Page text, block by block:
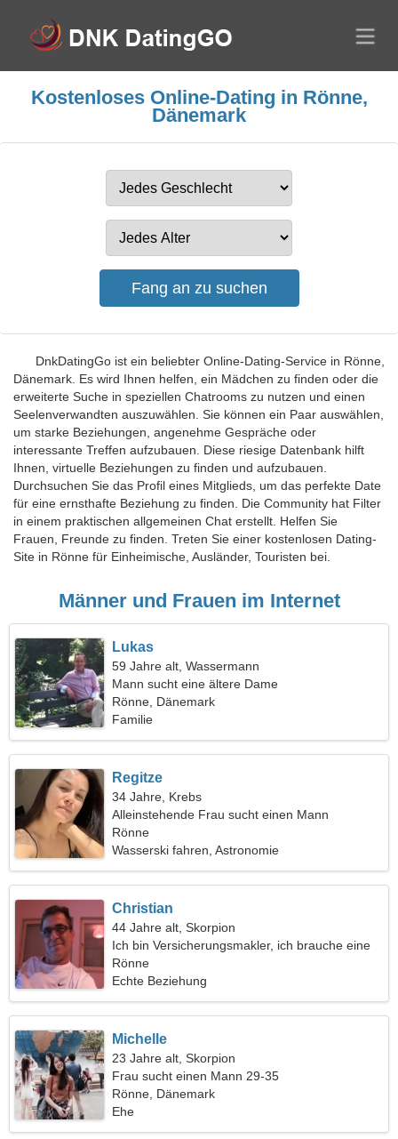
Kostenloses Online-Dating in Rönne,
Dänemark
DnkDatingGo ist ein beliebter Online-Dating-Service in Rönne,
Dänemark. Es wird Ihnen helfen, ein Mädchen zu finden oder die
erweiterte Suche in speziellen Chatrooms zu nutzen und einen
Seelenverwandten auszuwählen. Sie können ein Paar auswählen,
um starke Beziehungen, angenehme Gespräche oder
interessante Treffen aufzubauen. Diese riesige Datenbank hilft
Ihnen, virtuelle Beziehungen zu finden und aufzubauen.
Durchsuchen Sie das Profil eines Mitglieds, um das perfekte Date
für eine ernsthafte Beziehung zu finden. Die Community hat Filter
in einem praktischen allgemeinen Chat erstellt. Helfen Sie
Frauen, Freunde zu finden. Treten Sie einer kostenlosen Dating-
Site in Rönne für Einheimische, Ausländer, Touristen bei.
Männer und Frauen im Internet
Lukas
59 Jahre alt, Wassermann
Mann sucht eine ältere Dame
Rönne, Dänemark
Familie
Regitze
34 Jahre, Krebs
Alleinstehende Frau sucht einen Mann
Rönne
Wasserski fahren, Astronomie
Christian
44 Jahre alt, Skorpion
Ich bin Versicherungsmakler, ich brauche eine
leidenschaftliche Frau
Rönne
Echte Beziehung
Michelle
23 Jahre alt, Skorpion
Frau sucht einen Mann 29-35
Rönne, Dänemark
Ehe